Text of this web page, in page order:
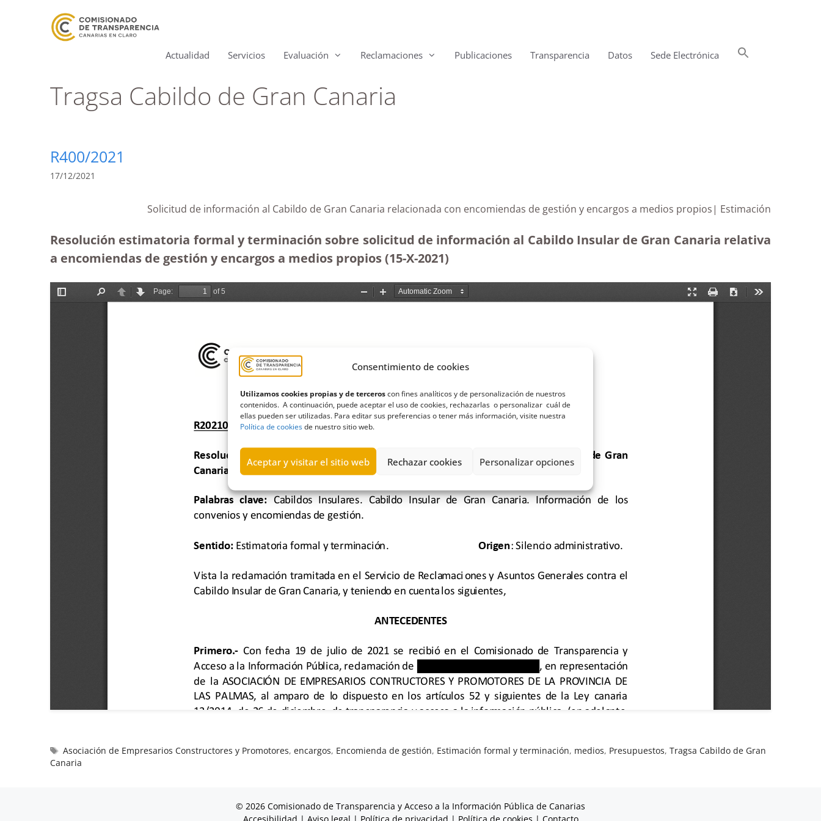
Consentimiento de cookies
Utilizamos cookies propias y de terceroscon fines analíticos y de personalización de nuestros
contenidos. A continuación, puede aceptar el uso de cookies, rechazarlas o personalizar cuál de
ellas pueden ser utilizadas. Para editar sus preferencias o tener más información, visite nuestra
Política de cookiesde nuestro sitio web.
Aceptar y visitar el sitio web Rechazar cookies Personalizar opciones
Actualidad Servicios Evaluación Reclamaciones Publicaciones Transparencia Datos Sede Electrónica
Tragsa Cabildo de Gran Canaria
R400/2021
17/12/2021
Solicitud de información al Cabildo de Gran Canaria relacionada con encomiendas de gestión y encargos a medios propios| Estimación
Resolución estimatoria formal y terminación sobre solicitud de información al Cabildo Insular de Gran Canaria relativa
a encomiendas de gestión y encargos a medios propios (15-X-2021)
Asociación de Empresarios Constructores y Promotores,encargos, Encomienda de gestión, Estimación formal y terminación, medios, Presupuestos,Tragsa Cabildo de Gran
Canaria
© 2026 Comisionado de Transparencia y Acceso a la Información Pública de Canarias